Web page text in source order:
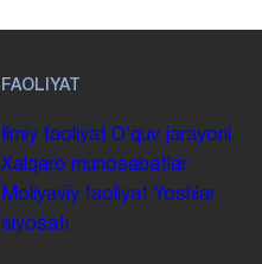
FAOLIYAT
Ilmiy faoliyat Oʻquv jarayoni
Xalqaro munosabatlar
Moliyaviy faoliyat Yoshlar
siyosati